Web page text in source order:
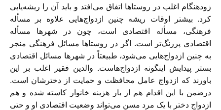
زودهنگام اغلب در روستاها اتفاق می‌افتد و باید آن را ریشه‌یابی
کرد. بیشتر اوقات ریشه چنین ازدواج‌هایی علاوه بر مسأله
فرهنگی، مسأله اقتصادی است، چون در شهرها مسأله
اقتصادی پررنگ‌تر است. اگر در روستاها مسائل فرهنگی منجر
به چنین ازدواج‌هایی می‌شود، طبیعتاً در شهرها مسائل اقتصادی
بستر پیدایش اینگونه ازدواج‌هاست. والدین فقیر اغلب بر این
باورند که ازدواج عامل محافظت و حمایت از دخترشان است.
درضمن با این اقدام هم از بار هزینه خانوار کاسته شده و هم
ازدواج دختر با یک مرد مسن می‌تواند وضعیت اقتصادی او و حتی